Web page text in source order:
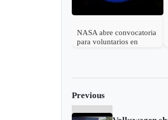
NASA abre convocatoria
para voluntarios en
Previous